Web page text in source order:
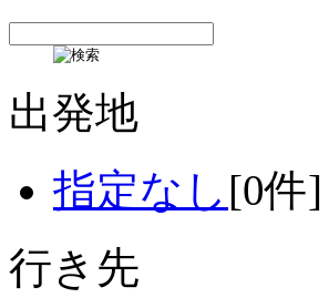
出発地
指定なし [0件]
行き先